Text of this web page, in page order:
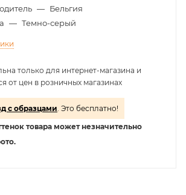
— Бельгия
— Темно-серый
только для интернет-магазина и
от цен в розничных магазинах
с образцами. Это бесплатно!
товара может незначительно